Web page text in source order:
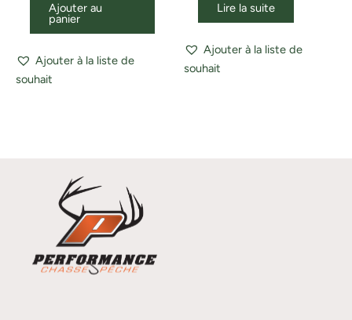
Ajouter au
panier
Ajouter à la liste de
souhait
Lire la suite
Ajouter à la liste de
souhait